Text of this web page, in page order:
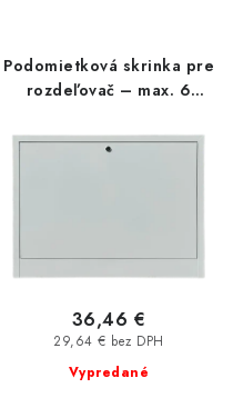
Podomietková skrinka pre
rozdeľovač – max. 6
Vypredané
29,64 € bez DPH
36,46 €